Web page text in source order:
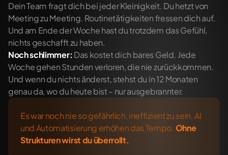
Dein Team fragt dich bei jeder Kleinigkeit. Du hetzt von
Meeting zu Meeting. Routinetätigkeiten fressen dich auf.
Und am Ende der Woche hast du trotzdem das Gefühl,
nichts geschafft zu haben.
Noch schlimmer: Das kostet dich bares Geld. Jede
Woche gehen Stunden verloren, die nie zurückkommen.
Und wenn du nichts änderst, stehst du in 12 Monaten
genau da, wo du heute bist – nur ausgebrannter.
Es war noch nie so gefährlich, ineffizient zu sein. AI
und Automatisierung erhöhen das Tempo. Ohne
Strukturen wirst du überrollt.